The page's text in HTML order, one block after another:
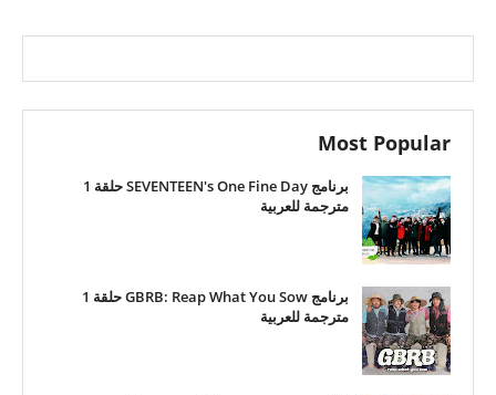
Most Popular
برنامج SEVENTEEN's One Fine Day حلقة 1
مترجمة للعربية
برنامج GBRB: Reap What You Sow حلقة 1
مترجمة للعربية